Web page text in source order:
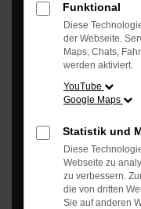
Funktional
Diese
der Webseite.
Maps, Chats,
werden aktiviert.
YouTube
Google Maps
Statistik und
Diese
Webseite zu
zu verbessern.
die von dritten
Sie auf anderen